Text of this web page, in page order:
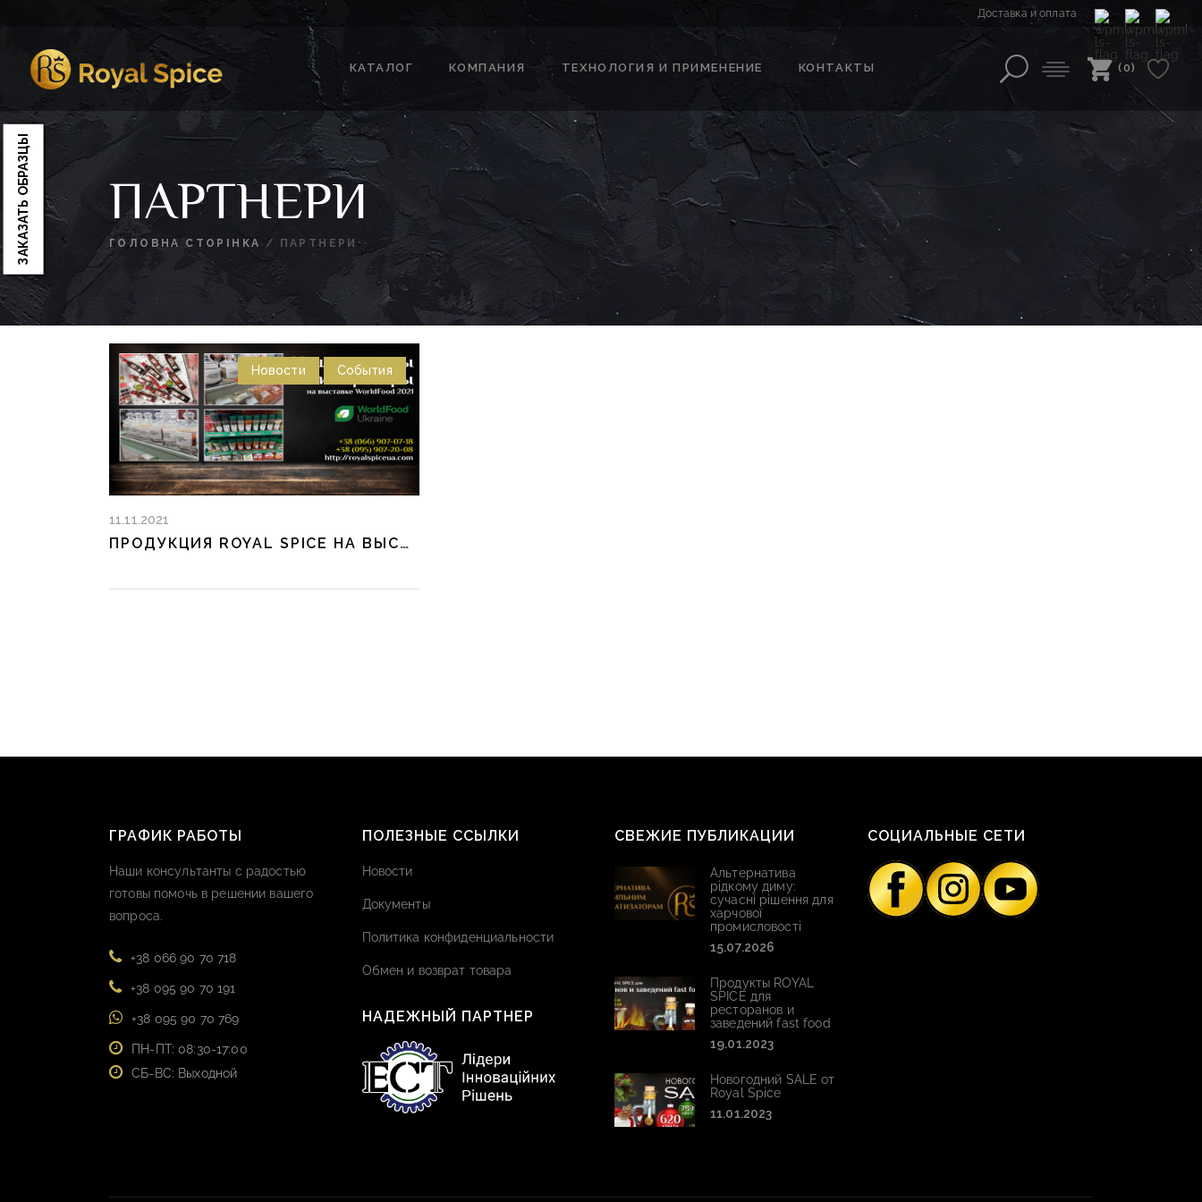
ЗАКАЗАТЬ ОБРАЗЦЫ
содержимому
Доставка и оплата
Royal Spice
Spice
КАТАЛОГ КОМПАНИЯ ТЕХНОЛОГИЯ И ПРИМЕНЕНИЕ КОНТАКТЫ (0)
ПАРТНЕРИ
ГОЛОВНА СТОРІНКА / ПАРТНЕРИ
Новости События
11.11.2021
ПРОДУКЦИЯ ROYAL SPICE НА ВЫСТАВКЕ WORLDFOOD 2021
ГРАФИК РАБОТЫ
Наши консультанты с радостью
готовы помочь в решении вашего
вопроса.
+38 066 90 70 718
+38 095 90 70 191
+38 095 90 70 769
ПН-ПТ: 08:30-17:00
СБ-ВС: Выходной
ПОЛЕЗНЫЕ ССЫЛКИ
Новости
Документы
Политика конфиденциальности
Обмен и возврат товара
НАДЕЖНЫЙ ПАРТНЕР
СВЕЖИЕ ПУБЛИКАЦИИ
Альтернатива
рідкому диму:
сучасні рішення для
харчової
промисловості
15.07.2026
Продукты ROYAL
SPICE для
ресторанов и
заведений fast food
19.01.2023
Новогодний SALE от
Royal Spice
11.01.2023
СОЦИАЛЬНЫЕ СЕТИ